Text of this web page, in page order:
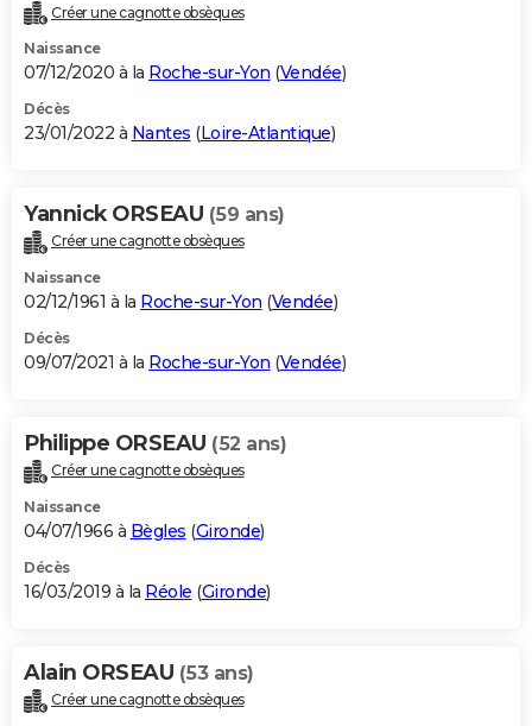
Créer une cagnotte obsèques
Naissance
07/12/2020 à la Roche-sur-Yon (Vendée)
Décès
23/01/2022 à Nantes (Loire-Atlantique)
Yannick ORSEAU (59 ans)
Créer une cagnotte obsèques
Naissance
02/12/1961 à la Roche-sur-Yon (Vendée)
Décès
09/07/2021 à la Roche-sur-Yon (Vendée)
Philippe ORSEAU (52 ans)
Créer une cagnotte obsèques
Naissance
04/07/1966 à Bègles (Gironde)
Décès
16/03/2019 à la Réole (Gironde)
Alain ORSEAU (53 ans)
Créer une cagnotte obsèques